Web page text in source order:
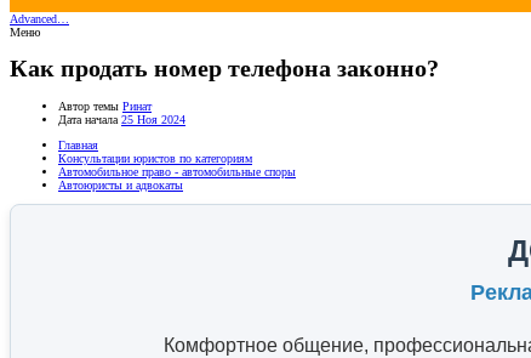
Advanced…
Меню
Как продать номер телефона законно?
Автор темы Ринат
Дата начала 25 Ноя 2024
Главная
Консультации юристов по категориям
Автомобильное право - автомобильные споры
Автоюристы и адвокаты
Комфортное общение,